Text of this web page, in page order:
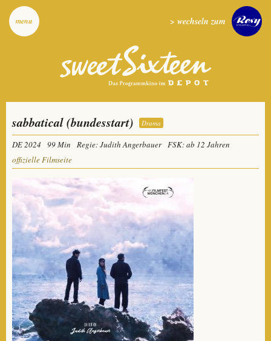
menu > wechseln zum
sabbatical (bundesstart) Drama
DE 2024 99 Min Regie: Judith Angerbauer FSK: ab 12 Jahren
offizielle Filmseite